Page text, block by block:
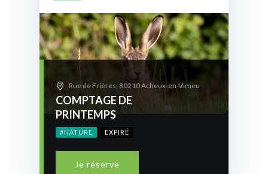
Rue de Frières, 80210 Acheux-en-Vimeu
COMPTAGE DE
PRINTEMPS
#NATURE EXPIRÉ
Je réserve